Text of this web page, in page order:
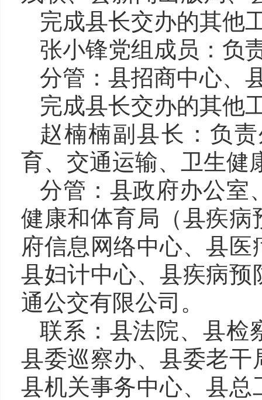
完成县长交办的其他
张小锋党组成员 ： 负
分管： 县招商中心、
完成县长交办的其他
赵楠楠副县长 ：负责
育、交通运输、 卫生健
分管：县政府办公室
健康和体育局（县疾
府信息网络中心、县医
县妇计中心、县疾病
通公交有限公司 。
联系：县法院、县检
县委巡察办、县委老
县机关事务中心、县